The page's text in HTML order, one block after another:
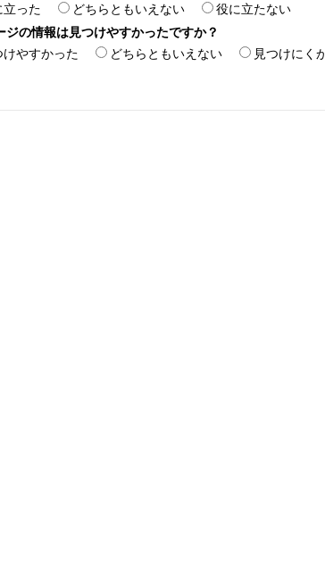
立った どちらともいえない
役に立たない
ジの情報は見つけやすかったですか？
けやすかった どちらともいえない 見つけにく